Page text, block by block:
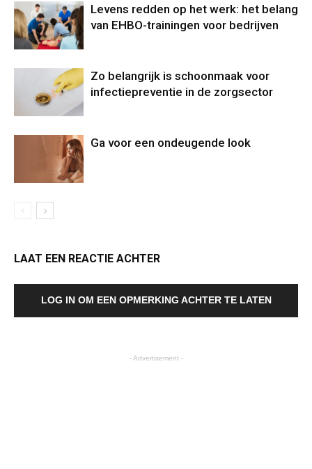
Levens redden op het werk: het belang
van EHBO-trainingen voor bedrijven
Zo belangrijk is schoonmaak voor
infectiepreventie in de zorgsector
Ga voor een ondeugende look
LAAT EEN REACTIE ACHTER
LOG IN OM EEN OPMERKING ACHTER TE LATEN
- Advertisement -